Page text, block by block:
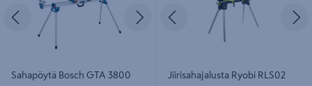
Edellinen Seuraava
Sahapöytä Bosch GTA 3800
Edellinen
Jiirisahajalusta Ryobi RLS02